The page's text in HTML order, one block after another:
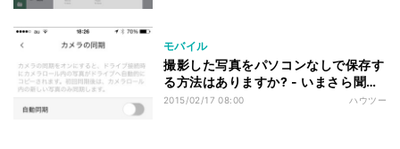
モバイル
撮影した写真をパソコンなしで保存す
る方法はありますか? - いまさら聞け
ないiPhoneのなぜ
2015/02/17 08:00 ハウツー